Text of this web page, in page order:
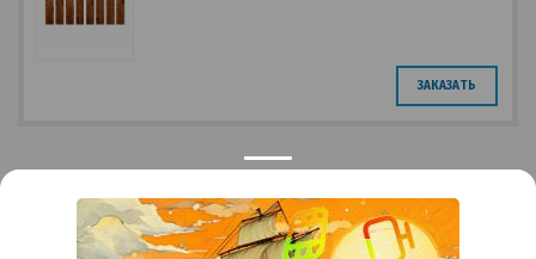
ЗАКАЗАТЬ
Контакты